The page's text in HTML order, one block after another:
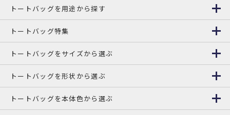
トートバッグを用途から探す
トートバッグ特集
トートバッグをサイズから選ぶ
トートバッグを形状から選ぶ
トートバッグを本体色から選ぶ